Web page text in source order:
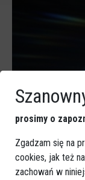
prosimy o
Zgadzam się na
cookies, jak też
zachowań w